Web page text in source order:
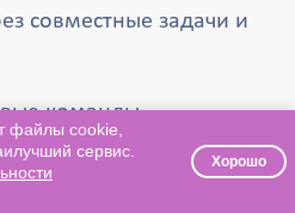
совместные задачи и
команды,
повышение
файлы cookie,
сервис.
Хорошо